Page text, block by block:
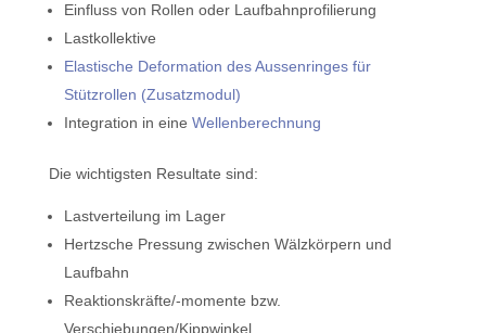
Einfluss von Rollen oder Laufbahnprofilierung
Lastkollektive
Elastische Deformation des Aussenringes für
Stützrollen (Zusatzmodul)
Integration in eine Wellenberechnung
Die wichtigsten Resultate sind:
Lastverteilung im Lager
Hertzsche Pressung zwischen Wälzkörpern und
Laufbahn
Reaktionskräfte/-momente bzw.
Verschiebungen/Kippwinkel